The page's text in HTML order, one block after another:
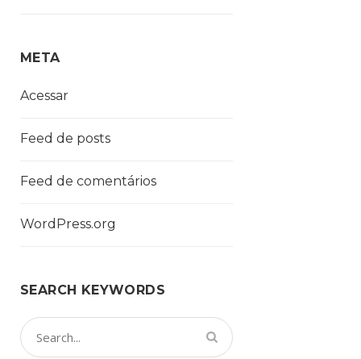
META
Acessar
Feed de posts
Feed de comentários
WordPress.org
SEARCH KEYWORDS